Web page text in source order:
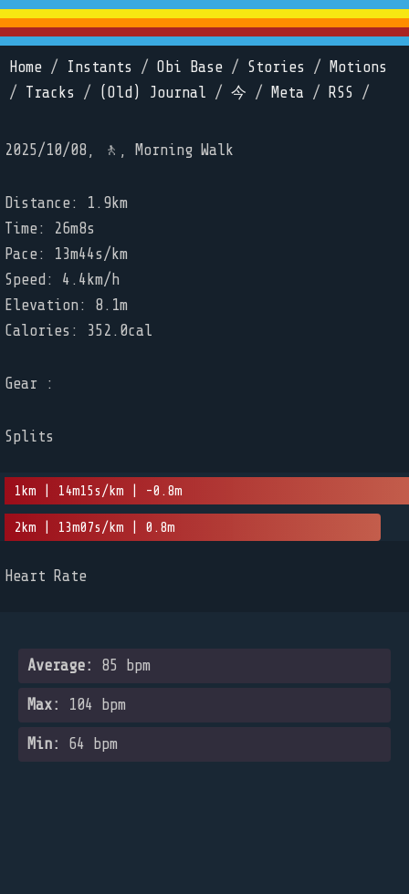
Home / Instants / Obi Base / Stories /
Motions
/ Tracks / (Old) Journal / 今 / Meta / RSS /
2025/10/08, 🚶, Morning Walk
Distance: 1.9km
Time: 26m8s
Pace: 13m44s/km
Speed: 4.4km/h
Elevation: 8.1m
Calories: 352.0cal
Gear :
Splits
1km | 14m15s/km | -0.8m
2km | 13m07s/km | 0.8m
Heart Rate
Average: 85 bpm
Max: 104 bpm
Min: 64 bpm